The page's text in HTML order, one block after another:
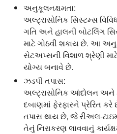
અનુકૂલનક્ષમતા:
અલ્ટ્રાસોનિક સિસ્ટમ્સ
ગતિ અને હાલની બોટલિંગ
માટે ગોઠવી શકાય છે. આ
સેટઅપ્સની વિશાળ શ્રેણી
યોગ્ય બનાવે છે.
ઝડપી તપાસ:
અલ્ટ્રાસોનિક આંદોલન અને
દબાણમાં ફેરફારને પ્રેરિત
તપાસ થાય છે, જે રીઅલ-
તેનું નિરાકરણ લાવવાનું